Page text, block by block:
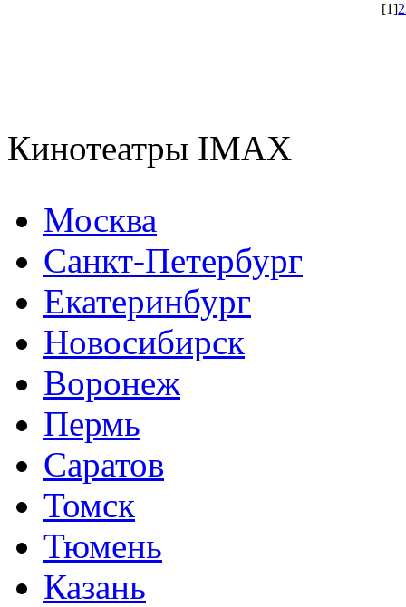
[1]2
Кинотеатры IMAX
Москва
Санкт-Петербург
Екатеринбург
Новосибирск
Воронеж
Пермь
Саратов
Томск
Тюмень
Казань